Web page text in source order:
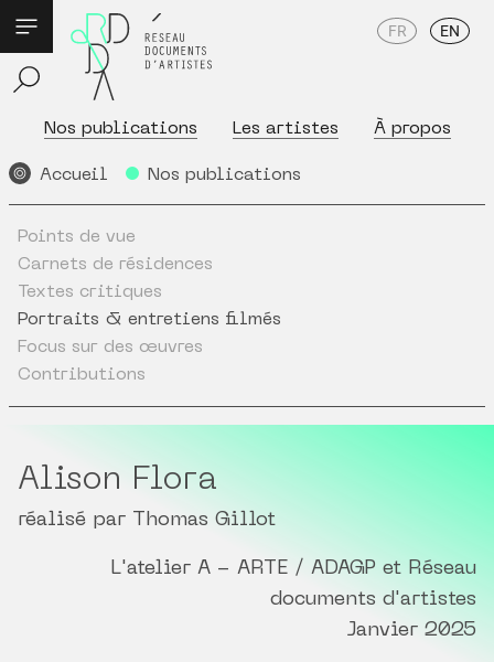
Nos publications Les artistes À propos
FR EN
Accueil Nos publications
Points de vue
Carnets de résidences
Textes critiques
Portraits & entretiens filmés
Focus sur des œuvres
Contributions
Alison Flora
réalisé par Thomas Gillot
L'atelier A - ARTE / ADAGP et Réseau
documents d'artistes
Janvier 2025